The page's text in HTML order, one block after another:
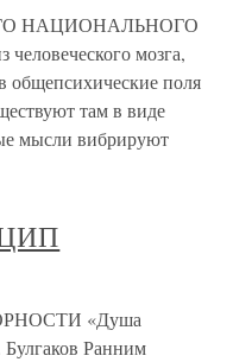
НАЦИОНАЛЬНОГО
мозга,
общепсихические поля
там в виде
мысли вибрируют
«Душа
Ранним